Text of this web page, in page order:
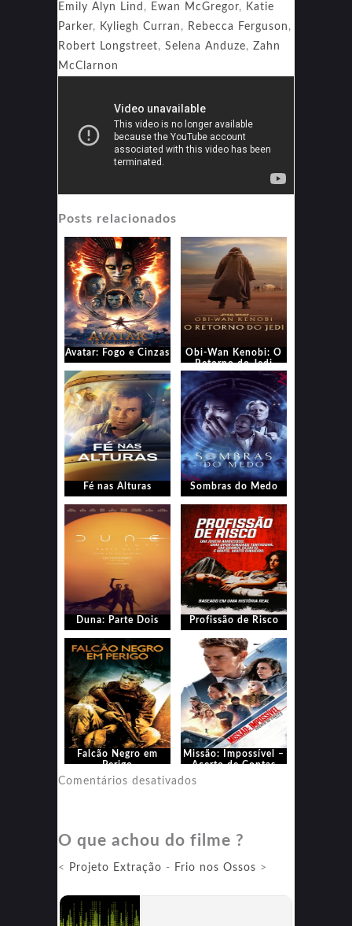
Emily Alyn Lind , Ewan McGregor, Katie
Parker, Kyliegh Curran , Rebecca Ferguson ,
Robert Longstreet, Selena Anduze, Zahn
McClarnon
Posts relacionados
Avatar: Fogo e Cinzas
Obi-Wan Kenobi: O
Retorno do Jedi
Fé nas Alturas Sombras do Medo
Duna: Parte Dois Profissão de Risco
Falcão Negro em
Perigo
Missão: Impossível –
Acerto de Contas
Comentários desativados
–
Contas
O que achou do filme ?
< Projeto Extração - Frio nos Ossos >